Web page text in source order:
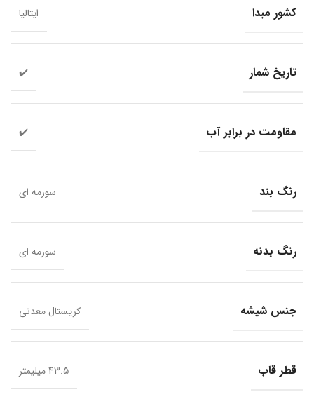
کشور مبدا ایتالیا
تاریخ شمار ✔️
مقاومت در برابر آب ✔️
رنگ بند سورمه ای
رنگ بدنه سورمه ای
جنس شیشه کریستال معدنی
قطر قاب 43.5 میلیمتر